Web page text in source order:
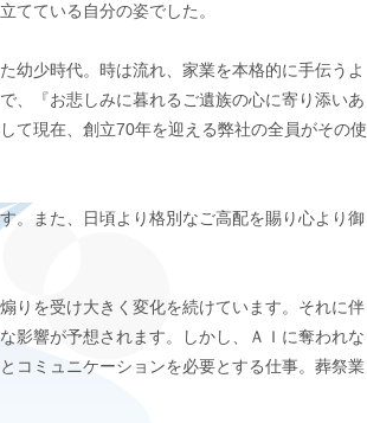
てている自分の姿でした。
幼少時代。時は流れ、家業を本格的に手伝うよ
、『お悲しみに暮れるご遺族の心に寄り添いあ
て現在、創立70年を迎える弊社の全員がその使
。また、日頃より格別なご高配を賜り心より御
りを受け大きく変化を続けています。それに伴
影響が予想されます。しかし、ＡＩに奪われな
コミュニケーションを必要とする仕事。葬祭業